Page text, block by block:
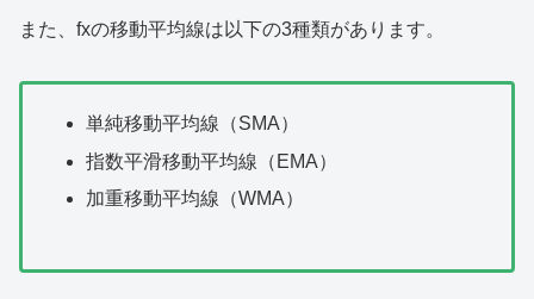
また、fxの移動平均線は以下の3種類があります。
単純移動平均線（SMA）
指数平滑移動平均線（EMA）
加重移動平均線（WMA）